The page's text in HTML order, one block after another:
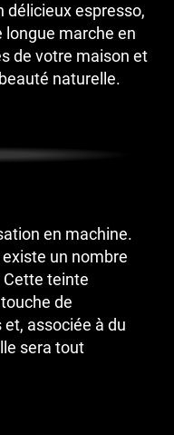
délicieux espresso,
longue marche en
de votre maison et
naturelle.
en machine.
un nombre
Cette teinte
de
associée à du
sera tout